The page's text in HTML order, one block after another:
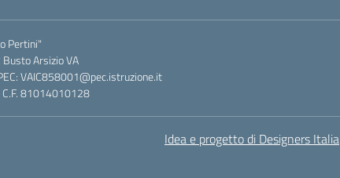
Pertini"
Arsizio VA
VAIC858001@pec.istruzione.it
C.F. 81014010128
Idea e progetto di Designers Italia